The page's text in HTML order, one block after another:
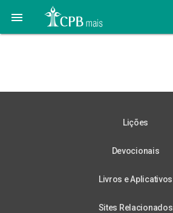

Lições
Devocionais
Livros e Aplicativos
Sites Relacionados